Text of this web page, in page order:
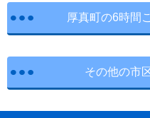
厚真町の6時間
その他の市